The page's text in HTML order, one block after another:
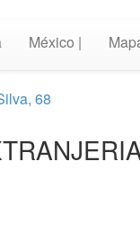
México |
68